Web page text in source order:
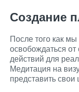
Создание
После того как
освобождаться от
действий для
Медитация на
представить